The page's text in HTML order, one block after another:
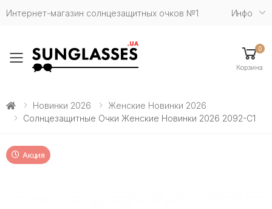
Интернет-магазин солнцезащитных очков №1 Инфо
Toggle mobile menu
0
Корзина
Новинки 2026
Женские Новинки 2026
Солнцезащитные Очки Женские Новинки 2026 2092-С1
Акция